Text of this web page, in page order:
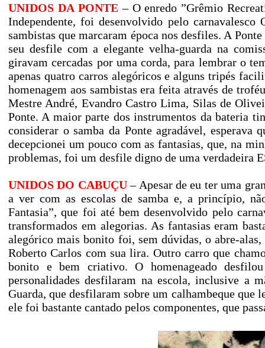
UNIDOS DA PONTE– O enredo ”Grêmio
Independente, foi desenvolvido pelo carnavalesco
sambistas que marcaram época nos desfiles. A
seu desfile com a elegante velha-guarda na
giravam cercadas por uma corda, para lembrar o
apenas quatro carros alegóricos e alguns tripés
homenagem aos sambistas era feita através de
Mestre André, Evandro Castro Lima, Silas de
Ponte. A maior parte dos instrumentos da bateria
considerar o samba da Ponte agradável,
decepcionei um pouco com as fantasias, que, na
problemas, foi um desfile digno de uma verdadeira
UNIDOS DO CABUÇU– Apesar de eu ter uma
a ver com as escolas de samba e, a princípio,
Fantasia”, que foi até bem desenvolvido pelo
transformados em alegorias. As fantasias eram
alegórico mais bonito foi, sem dúvidas, o abre-
Roberto Carlos com sua lira. Outro carro que
bonito e bem criativo. O homenageado
personalidades desfilaram na escola, inclusive a
Guarda, que desfilaram sobre um calhambeque que
ele foi bastante cantado pelos componentes, que